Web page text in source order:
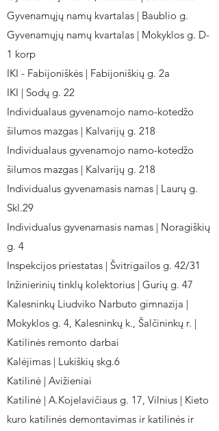
Gyvenamųjų namų kvartalas | Baublio g.
Gyvenamųjų namų kvartalas | Mokyklos g. D-
1 korp
IKI - Fabijoniškės | Fabijoniškių g. 2a
IKI | Sodų g. 22
Individualaus gyvenamojo namo-kotedžo
šilumos mazgas | Kalvarijų g. 218
Individualaus gyvenamojo namo-kotedžo
šilumos mazgas | Kalvarijų g. 218
Individualus gyvenamasis namas | Laurų g.
Skl.29
Individualus gyvenamasis namas | Noragiškių
g. 4
Inspekcijos priestatas | Švitrigailos g. 42/31
Inžinierinių tinklų kolektorius | Gurių g. 47
Kalesninkų Liudviko Narbuto gimnazija |
Mokyklos g. 4, Kalesninkų k., Šalčininkų r. |
Katilinės remonto darbai
Kalėjimas | Lukiškių skg.6
Katilinė | Avižieniai
Katilinė | A.Kojelavičiaus g. 17, Vilnius | Kieto
kuro katilinės demontavimas ir katilinės ir